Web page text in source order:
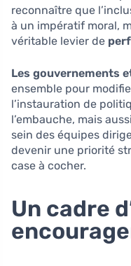
reconnaître que
à un impératif moral,
véritable levier de
Les gouvernements
ensemble pour
l’instauration de
l’embauche, mais
sein des équipes
devenir une priorité
case à cocher.
Un cadre